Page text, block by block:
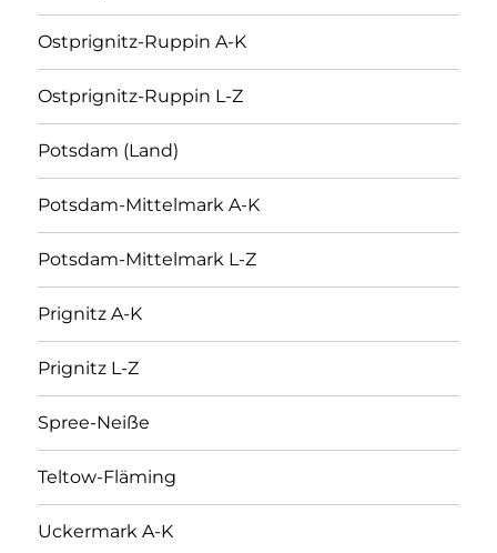
Ostprignitz-Ruppin A-K
Ostprignitz-Ruppin L-Z
Potsdam (Land)
Potsdam-Mittelmark A-K
Potsdam-Mittelmark L-Z
Prignitz A-K
Prignitz L-Z
Spree-Neiße
Teltow-Fläming
Uckermark A-K